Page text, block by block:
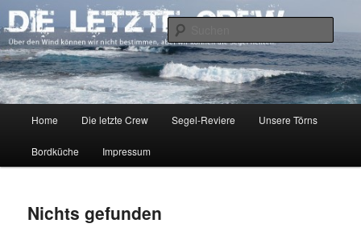
Zum
primären
Inhalt
springen
Zum
sekundären
Inhalt
springenDIE LETZTE CREW
Über den Wind können wir nicht bestimmen, aber wir können die Segel
richten.
Home Die letzte Crew Segel-Reviere Unsere Törns
Bordküche Impressum
Nichts gefunden